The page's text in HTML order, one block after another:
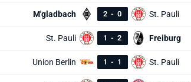
M'gladbach 2 - 0 St. Pauli
St. Pauli 1 - 2 Freiburg
Union Berlin 1 - 1 St. Pauli